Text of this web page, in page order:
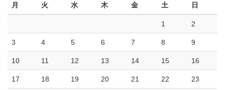
月 火 水 木 金 土 日
1 2
3 4 5 6 7 8 9
10 11 12 13 14 15 16
17 18 19 20 21 22 23